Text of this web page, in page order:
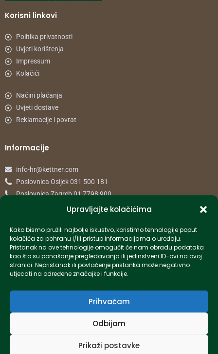
Upravljajte kolačićima
Kako bismo pružili najbolje iskustvo, koristimo tehnologije poput
kolačića za pohranu i/ili pristup informacijama o uređaju.
Pristanak na ove tehnologije omogućit će nam obradu podataka
kao što su ponašanje pregledavanja ili jedinstveni ID-ovi na ovoj
stranici. Nepristanak ili povlačenje pristanka može negativno
utjecati na određene značajke i funkcije.
Prihvaćam
Odbijam
Prikaži postavke
Korisni linkovi
Politika privatnosti
Uvjeti korištenja
Impressum
Kolačići
Načini plaćanja
Uvjeti dostave
Reklamacije i povrat
Informacije
info-hr@kettner.com
Poslovnica Osijek 031 500 181
Poslovnica Zagreb 01 7798 900
Created by Pumapunku